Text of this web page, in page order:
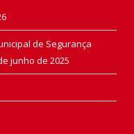
de Segurança
junho de 2025